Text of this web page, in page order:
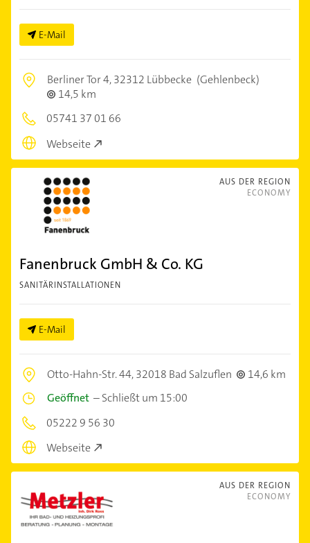
E-Mail
Berliner Tor 4,32312 Lübbecke (Gehlenbeck)
14,5 km
05741 37 01 66
Webseite
AUS DER REGION
ECONOMY
Fanenbruck GmbH & Co. KG
SANITÄRINSTALLATIONEN
E-Mail
Otto-Hahn-Str. 44,32018 Bad Salzuflen
14,6 km
Geöffnet –Schließt um 15:00
05222 9 56 30
Webseite
AUS DER REGION
ECONOMY